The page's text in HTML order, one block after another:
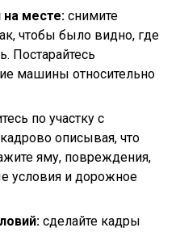
месте: снимите
чтобы было видно, где
Постарайтесь
машины относительно
по участку с
описывая, что
яму, повреждения,
условия и дорожное
сделайте кадры